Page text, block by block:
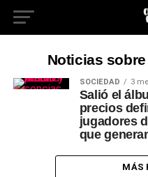
Noticias
SOCIEDAD 3
Salió el
precios
jugadores
que
MÁS